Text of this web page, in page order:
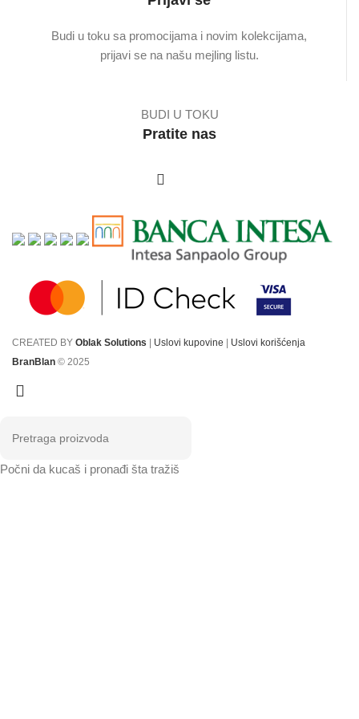
Budi u toku sa promocijama i novim kolekcijama,
prijavi se na našu mejling listu.
BUDI U TOKU
Pratite nas
CREATED BY Oblak Solutions Uslovi kupovine
Uslovi korišćenja
BranBlan © 2025
Počni da kucaš i pronađi šta tražiš